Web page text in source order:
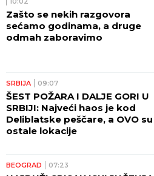
Zašto se nekih razgovora
sećamo godinama, a druge
odmah zaboravimo
SRBIJA 09:07
ŠEST POŽARA I DALJE GORI U
SRBIJI: Najveći haos je kod
Deliblatske peščare, a OVO su
ostale lokacije
BEOGRAD 07:23